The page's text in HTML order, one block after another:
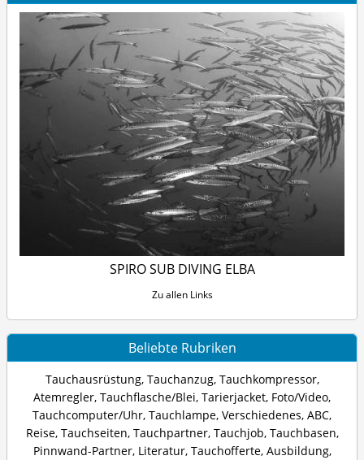
SPIRO SUB DIVING ELBA
Zu allen Links
Beliebte Rubriken
Tauchausrüstung, Tauchanzug, Tauchkompressor,
Atemregler, Tauchflasche/Blei, Tarierjacket, Foto/Video,
Tauchcomputer/Uhr, Tauchlampe, Verschiedenes, ABC,
Reise, Tauchseiten, Tauchpartner, Tauchjob, Tauchbasen,
Pinnwand-Partner, Literatur, Tauchofferte, Ausbildung,